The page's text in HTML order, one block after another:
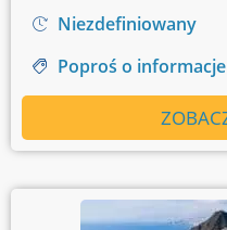
Niezdefiniowany
Poproś o informacje